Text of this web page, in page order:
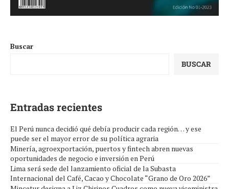
Buscar
BUSCAR
Entradas recientes
El Perú nunca decidió qué debía producir cada región… y ese
puede ser el mayor error de su política agraria
Minería, agroexportación, puertos y fintech abren nuevas
oportunidades de negocio e inversión en Perú
Lima será sede del lanzamiento oficial de la Subasta
Internacional del Café, Cacao y Chocolate “Grano de Oro 2026”